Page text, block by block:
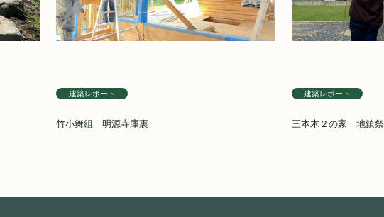
建築レポート
竹小舞組 明源寺庫裏
建築レポート
三本木２の家 地鎮祭